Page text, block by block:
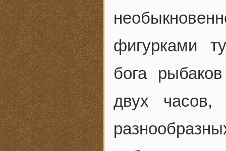
фигурками
бога
двух часов,